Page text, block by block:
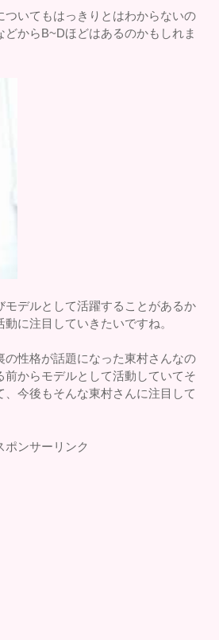
ついてもはっきりとはわからないの
どからB~Dほどはあるのかもしれま
モデルとして活躍することがあるか
に注目していきたいですね。
の性格が話題になった東村さんなの
前からモデルとして活動していてそ
今後もそんな東村さんに注目して
ポンサーリンク